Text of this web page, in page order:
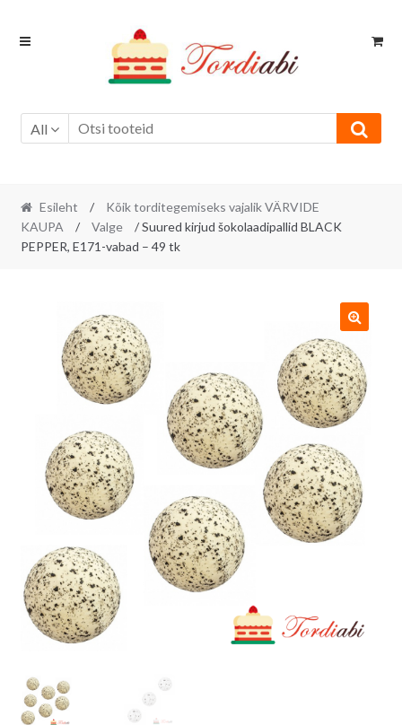
Skip
Skip
All
Esileht /
Kõik torditegemiseks vajalik VÄRVIDE
KAUPA
/ Valge
/ Suured kirjud šokolaadipallid BLACK
PEPPER, E171-vabad – 49 tk